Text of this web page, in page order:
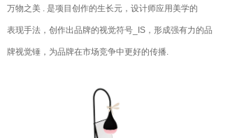
万物之美 . 是项目创作的生长元，设计师应用美学的
表现手法，创作出品牌的视觉符号_IS，形成强有力的品
牌视觉锤，为品牌在市场竞争中更好的传播.